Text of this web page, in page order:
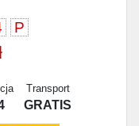
P
Transport
GRATIS